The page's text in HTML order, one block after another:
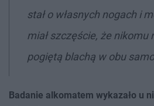
stał o własnych nogach i
miał szczęście, że nikomu
pogiętą blachą w obu
Badanie alkomatem wykazało u